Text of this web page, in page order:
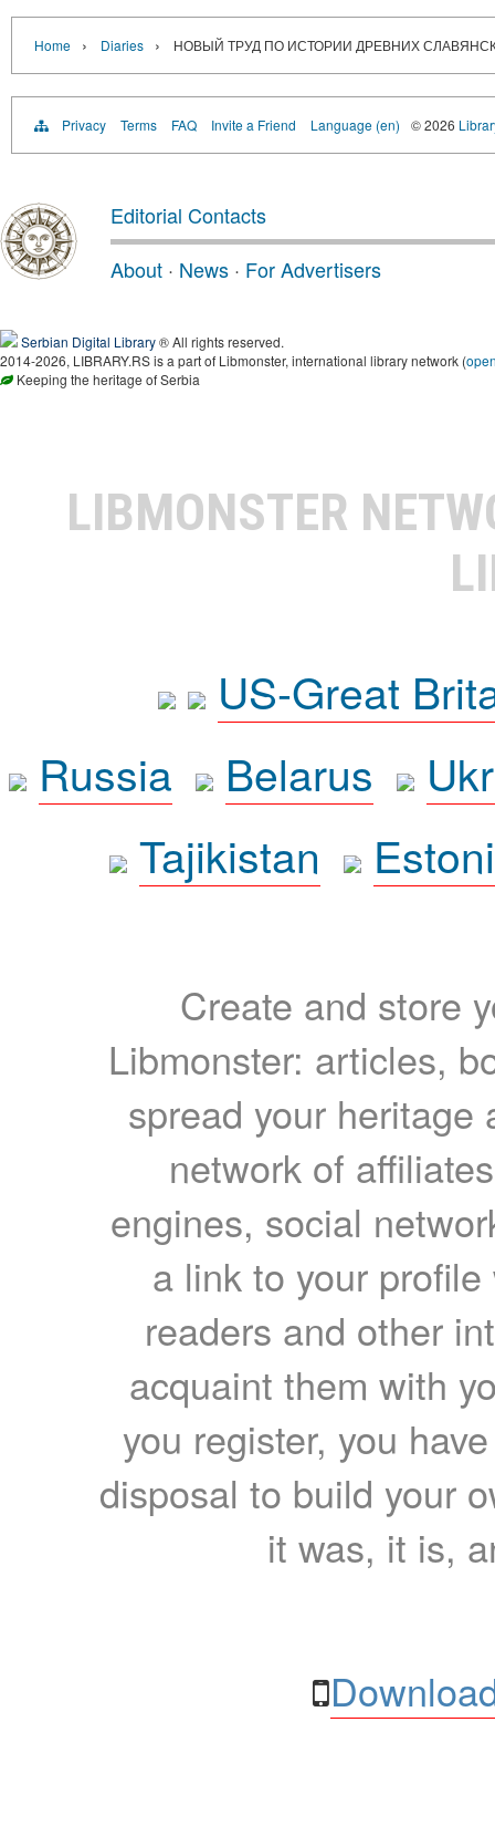
Home › Diaries › НОВЫЙ ТРУД ПО ИСТОРИИ ДРЕВНИХ
Privacy Terms FAQ Invite a Friend Language (en) © 2026
Editorial Contacts
About · News · For Advertisers
Serbian Digital Library® All rights reserved.
2014-2026, LIBRARY.RS is a part of Libmonster, international library network (
Keeping the heritage of Serbia
LIBMONSTER
US-Great
Russia
Belarus
Tajikistan
Create and store
Libmonster: articles,
spread your heritage
network of
engines, social
a link to your
readers and other
acquaint them with
you register, you
disposal to build your
it was, it is,